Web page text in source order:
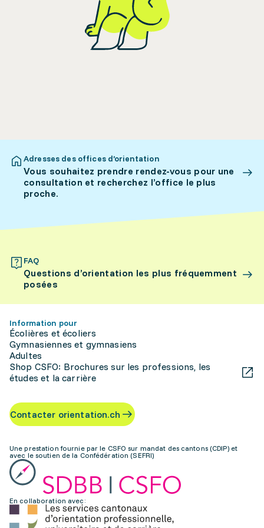
Adresses des offices d’orientation
Vous souhaitez prendre rendez-vous pour une
consultation et recherchez l’office le plus
proche.
FAQ
Questions d’orientation les plus fréquemment
posées
Information pour
Écolières et écoliers
Gymnasiennes et gymnasiens
Adultes
Shop CSFO: Brochures sur les professions, les
études et la carrière
Contacter orientation.ch
Une prestation fournie par le CSFO sur mandat des cantons (CDIP) et
avec le soutien de la Confédération (SEFRI)
En collaboration avec: